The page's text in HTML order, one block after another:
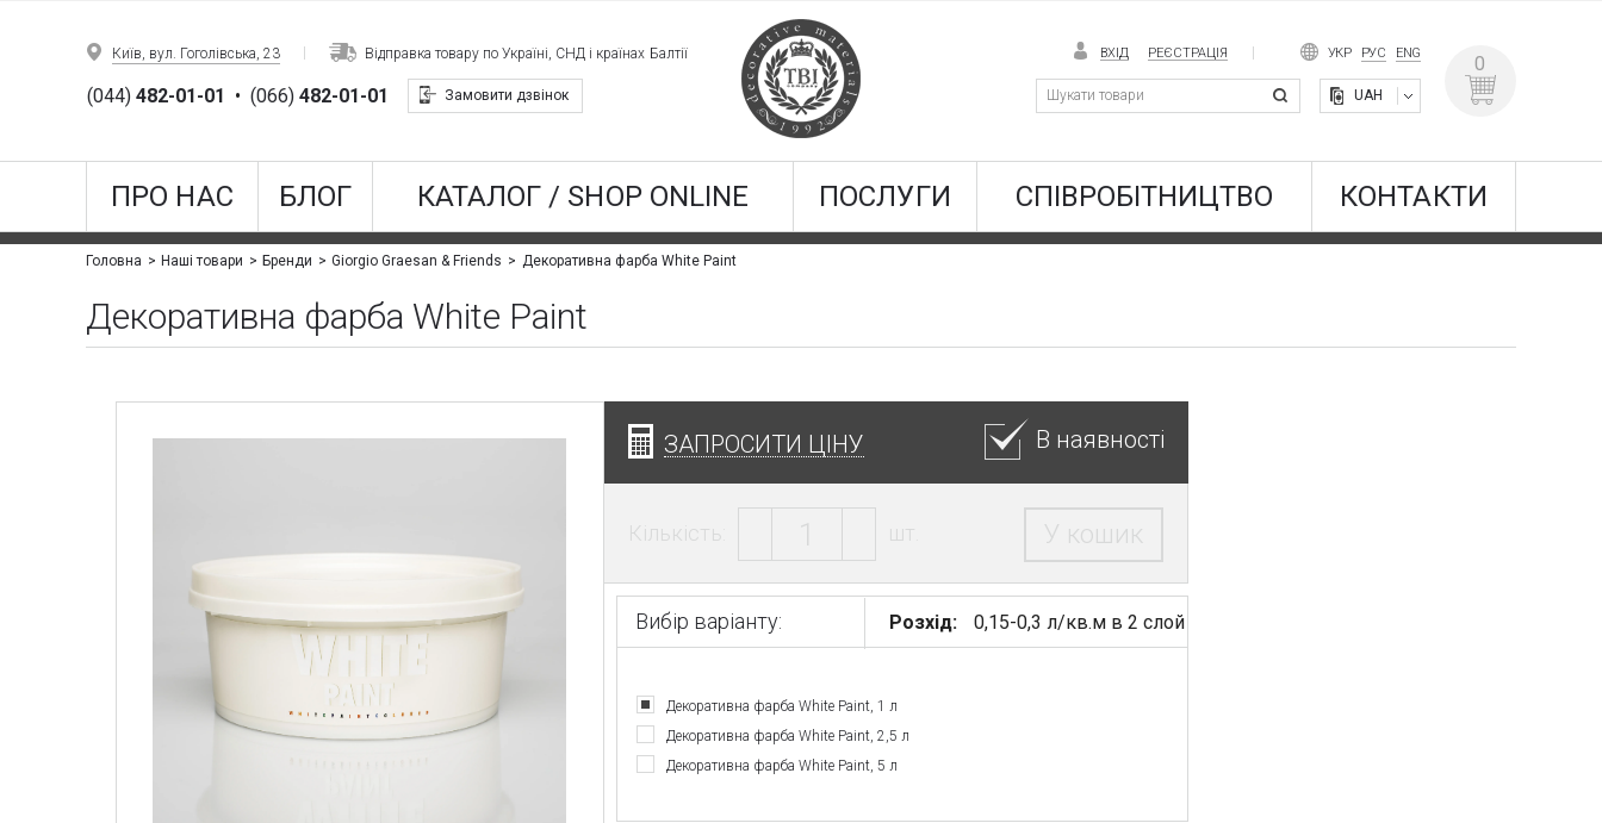
Київ, вул. Гоголівська, 23 Відправка товару по Україні, СНД і країнах Балтії
(044)482-01-01 • (066)482-01-01 Замовити дзвінок
ВХІД РЕЄСТРАЦІЯ УКР РУС ENG
UAH
0
ПРО НАС БЛОГ КАТАЛОГ / SHOP ONLINE ПОСЛУГИ СПІВРОБІТНИЦТВО КОНТАКТИ
Головна Наші товари Бренди Giorgio Graesan & Friends Декоративна фарба White Paint
Декоративна фарба White Paint
ЗАПРОСИТИ ЦІНУ В наявності
Кількість: шт. У кошик
Вибір варіанту: Розхід: 0,15-0,3 л/кв.м в 2 слой
Декоративна фарба White Paint, 1 л
Декоративна фарба White Paint, 2,5 л
Декоративна фарба White Paint, 5 л